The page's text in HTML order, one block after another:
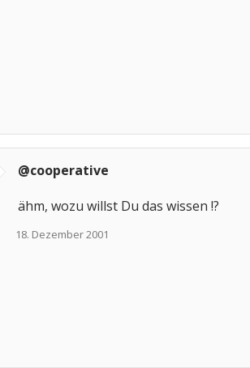
@cooperative
ähm, wozu willst Du das wissen !?
18. Dezember 2001